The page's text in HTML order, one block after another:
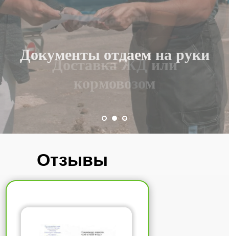
Доставка ЖД или
кормовозом
Отзывы